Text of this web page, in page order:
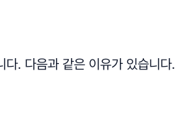
다. 다음과 같은 이유가 있습니다.